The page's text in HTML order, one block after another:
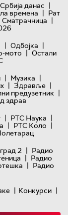
Србија данас |
времена | Рат
Сматрачница |
| Одбојка |
мото | Остали
| Музика |
| Здравље |
предузетник |
здрав
| РТС Наука |
| РТС Коло |
2 | Радио
| Радио
| Радио
| Конкурси |